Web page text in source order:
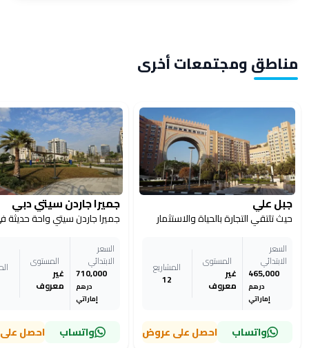
مناطق ومجتمعات أخرى
جبل علي
حيث تلتقي التجارة بالحياة والاستثمار
السعر
الابتدائي
465,000
درهم
إماراتي
المستوى
غير
معروف
المشاريع
12
واتساب احصل على عروض
جميرا جاردن سيتي دبي
السعر
الابتدائي
710,000
درهم
إماراتي
المستوى
غير
معروف
واتساب احصل